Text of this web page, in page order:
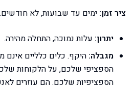
ציר זמן: ימים עד שבועות, לא חודשים.
יתרון: עלות נמוכה, התחלה מהירה.
מגבלה: היקף. כלים כלליים
הספציפי שלכם, על הלקוחות
הספציפיות שלכם. הם עוזרים